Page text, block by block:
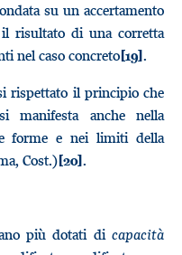
su un accertamento
risultato di una corretta
nel caso concreto[19].
rispettato il principio che
manifesta anche nella
forme e nei limiti della
Cost.)[20].
più dotati dicapacità